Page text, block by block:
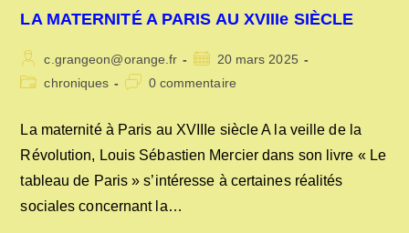
LA MATERNITÉ A PARIS AU XVIIIe SIÈCLE
Auteur/autrice
de
c.grangeon@orange.fr
Publication
publiée :
20 mars 2025
Postchroniques
Commentaires
publication :
0 commentaire
La maternité à Paris au XVIIIe siècle A la veille de la
Révolution, Louis Sébastien Mercier dans son livre « Le
tableau de Paris » s’intéresse à certaines réalités
sociales concernant la…